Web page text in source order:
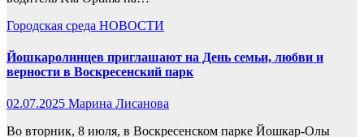
Городская среда НОВОСТИ
Йошкаролинцев приглашают на День семьи, любви и
верности в Воскресенский парк
02.07.2025 Марина Лисанова
Во вторник, 8 июля, в Воскресенском парке Йошкар-Олы